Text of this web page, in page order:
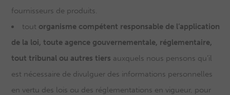
fournisseurs de produits.
tout organisme compétent responsable de l’application
de la loi, toute agence gouvernementale, réglementaire,
tout tribunal ou autres tiers auxquels nous pensons qu’il
est nécessaire de divulguer des informations personnelles
en vertu des lois ou des réglementations en vigueur, pour